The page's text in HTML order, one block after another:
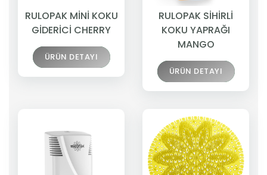
RULOPAK MİNİ KOKU
GİDERİCİ CHERRY
ÜRÜN DETAYI
RULOPAK SİHİRLİ
KOKU YAPRAĞI
MANGO
ÜRÜN DETAYI